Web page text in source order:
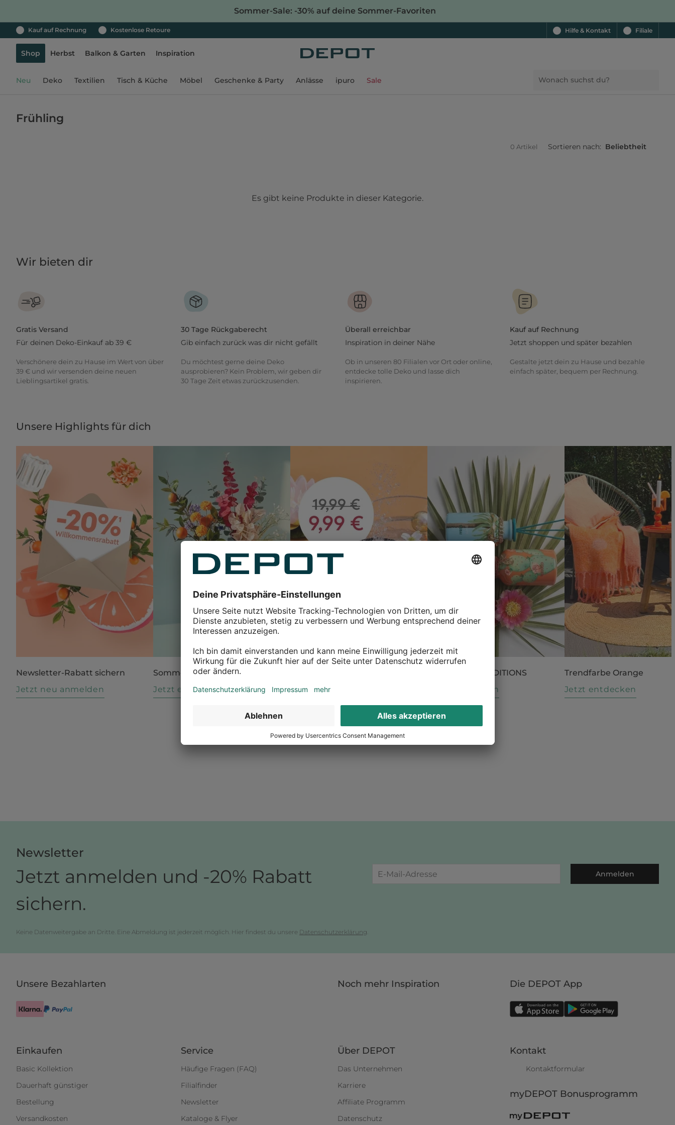
Sommer-Sale: -30% auf deine Sommer-Favoriten
Kauf auf Rechnung Kostenlose Retoure Hilfe & Kontakt Filiale
Shop Herbst Balkon & Garten Inspiration
Neu Deko Textilien Tisch & Küche Möbel Geschenke & Party Anlässe ipuro Sale
Frühling
0 Artikel Sortieren nach: Beliebtheit
Es gibt keine Produkte in dieser Kategorie.
Wir bieten dir
Gratis Versand
Für deinen Deko-Einkauf ab 39 €
Verschönere dein zu Hause im Wert von über
39 € und wir versenden deine neuen
Lieblingsartikel gratis.
30 Tage Rückgaberecht
Gib einfach zurück was dir nicht gefällt
Du möchtest gerne deine Deko
ausprobieren? Kein Problem, wir geben dir
30 Tage Zeit etwas zurückzusenden.
Überall erreichbar
Inspiration in deiner Nähe
Ob in unseren 80 Filialen vor Ort oder online,
entdecke tolle Deko und lasse dich
inspirieren.
Kauf auf Rechnung
Jetzt shoppen und später bezahlen
Gestalte jetzt dein zu Hause und bezahle
einfach später, bequem per Rechnung.
Unsere Highlights für dich
Newsletter-Rabatt sichern
Jetzt neu anmelden
Sommer in Blüte
Jetzt entdecken
Jetzt sparen
ipuro LIMITED EDITIONS
Jetzt entdecken
Trendfarbe Orange
Jetzt entdecken
Newsletter
Jetzt anmelden und -20% Rabatt
sichern.
Anmelden
Keine Datenweitergabe an Dritte. Eine Abmeldung ist jederzeit möglich. Hier findest du unsere Datenschutzerklärung
Unsere Bezahlarten Noch mehr Inspiration Die DEPOT App
Einkaufen
Basic Kollektion
Dauerhaft günstiger
Bestellung
Versandkosten
Service
Häufige Fragen (FAQ)
Filialfinder
Newsletter
Kataloge & Flyer
Über DEPOT
Das Unternehmen
Karriere
Affiliate Programm
Datenschutz
Kontakt
Kontaktformular
myDEPOT Bonusprogramm